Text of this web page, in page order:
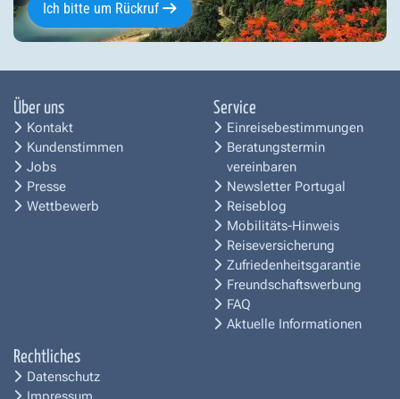
Ich bitte um Rückruf
Über uns
Kontakt
Kundenstimmen
Jobs
Presse
Wettbewerb
Service
Einreisebestimmungen
Beratungstermin
vereinbaren
Newsletter Portugal
Reiseblog
Mobilitäts-Hinweis
Reiseversicherung
Zufriedenheitsgarantie
Freundschaftswerbung
FAQ
Aktuelle Informationen
Rechtliches
Datenschutz